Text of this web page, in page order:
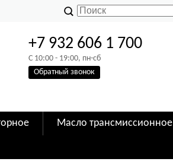
+7 932 606 1 700
C 10:00 - 19:00, пн-сб
Обратный звонок
Масло трансмиссионное